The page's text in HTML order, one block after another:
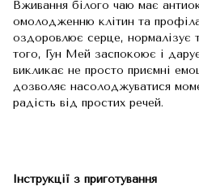
Вживання білого чаю має
омолодженню клітин та
оздоровлює серце, нормалізує
того, Гун Мей заспокоює і
викликає не просто приємні
дозволяє насолоджуватися
радість від простих речей.
Інструкції з приготування